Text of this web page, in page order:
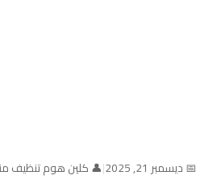
📅 ديسمبر 21, 2025 |👤 كلين هوم تنظيف منازل